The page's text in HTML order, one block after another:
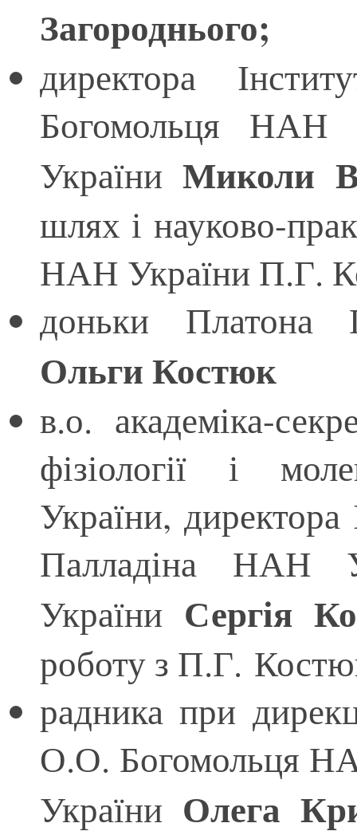
Загороднього;
директора
Богомольця НАН
УкраїниМиколи
шлях і науково-
НАН України П.Г.
доньки Платона
Ольги Костюк
в.о. академіка-
фізіології і
України, директора
Палладіна НАН
України Сергія
роботу з П.Г.
радника при
О.О. Богомольця
України Олега